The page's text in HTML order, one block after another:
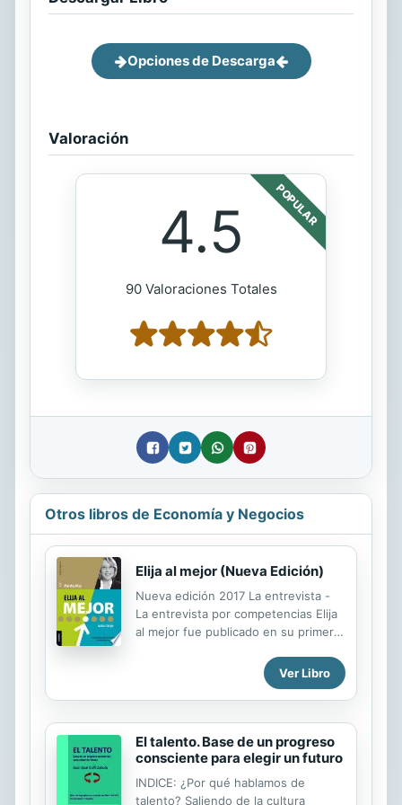
Opciones de Descarga
Valoración
POPULAR
4.5
90 Valoraciones Totales
Otros libros de Economía y Negocios
Elija al mejor (Nueva Edición)
Nueva edición 2017 La entrevista -
La entrevista por competencias Elija
al mejor fue publicado en su primera
fue uno de los primeros libros en
nuestro idioma que, haciendo foco
en la entrevista, abordó la temática
de Gestión por competencias. Tuvo
desde entonces numerosas re
ediciones. A lo largo de este tiempo,
si bien los conceptos básicos sobre
selección de personas y sobre la
Ver Libro
El talento. Base de un progreso
consciente para elegir un futuro
INDICE: ¿Por qué hablamos de
talento? Saliendo de la cultura